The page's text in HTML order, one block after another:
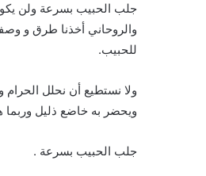
جلب الحبيب بسرعة ولن
والروحاني أخذنا طرق و
للحبيب.
ولا نستطيع أن نحلل
ويحضر به خاضع ذليل وربما
جلب الحبيب بسرعة .